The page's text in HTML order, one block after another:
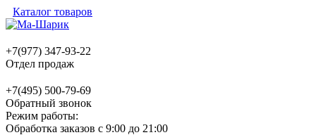
Каталог товаров
+7(977) 347-93-22
Отдел продаж
+7(495) 500-79-69
Обратный звонок
Режим работы:
Обработка заказов с 9:00 до 21:00